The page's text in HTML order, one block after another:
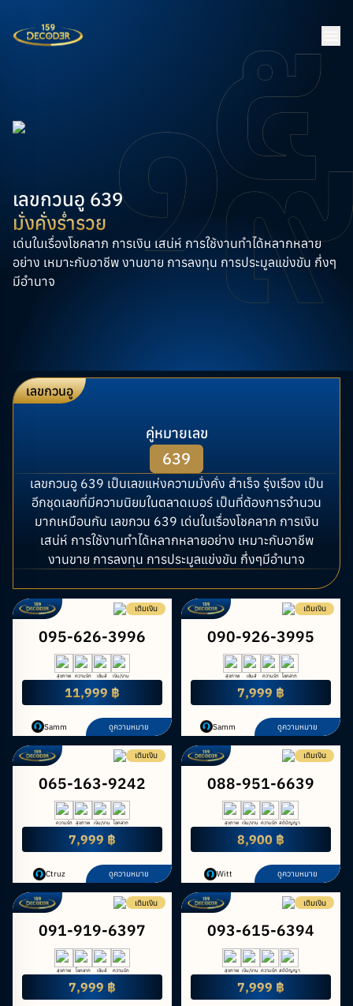
เลขกวนอู 639
มั่งคั่งร่ำรวย
เด่นในเรื่องโชคลาภ การเงิน เสน่ห์ การใช้งานทำได้หลากหลาย
อย่าง เหมาะกับอาชีพ งานขาย การลงทุน การประมูลแข่งขัน กึ่งๆ
มีอำนาจ
เลขกวนอู
คู่หมายเลข
639
เลขกวนอู 639 เป็นเลขแห่งความมั่งคั่ง สำเร็จ รุ่งเรือง เป็น
อีกชุดเลขที่มีความนิยมในตลาดเบอร์ เป็นที่ต้องการจำนวน
มากเหมือนกัน เลขกวน 639 เด่นในเรื่องโชคลาภ การเงิน
เสน่ห์ การใช้งานทำได้หลากหลายอย่าง เหมาะกับอาชีพ
งานขาย การลงทุน การประมูลแข่งขัน กึ่งๆมีอำนาจ
เติมเงิน
095-626-3996
สุขภาพ ความรัก เซ้นส์ เงิน/งาน
11,999 ฿
Samm ดูความหมาย
เติมเงิน
090-926-3995
สุขภาพ เซ้นส์ ความรัก โชคลาภ
7,999 ฿
Samm ดูความหมาย
เติมเงิน
065-163-9242
ความรัก สุขภาพ เงิน/งาน โชคลาภ
7,999 ฿
Ctruz ดูความหมาย
เติมเงิน
088-951-6639
สุขภาพ เงิน/งาน ความรัก สติปัญญา
8,900 ฿
Witt ดูความหมาย
เติมเงิน
091-919-6397
สุขภาพ โชคลาภ เซ้นส์ ความรัก
7,999 ฿
เติมเงิน
093-615-6394
สุขภาพ เงิน/งาน ความรัก สติปัญญา
7,999 ฿